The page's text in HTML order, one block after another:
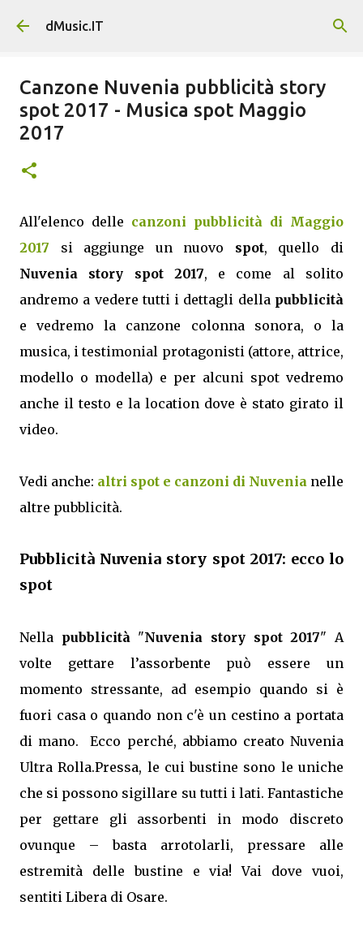
Passa ai contenuti principali
dMusic.IT
Canzone Nuvenia pubblicità story
spot 2017 - Musica spot Maggio
2017
All'elenco delle canzoni pubblicità di Maggio
2017 si aggiunge un nuovo spot, quello di
Nuvenia story spot 2017, e come al solito
andremo a vedere tutti i dettagli della pubblicità
e vedremo la canzone colonna sonora, o la
musica, i testimonial protagonisti (attore, attrice,
modello o modella) e per alcuni spot vedremo
anche il testo e la location dove è stato girato il
video.
Vedi anche: altri spot e canzoni di Nuvenia nelle
altre pubblicità.
Pubblicità Nuvenia story spot 2017: ecco lo
spot
Nella pubblicità"Nuvenia story spot 2017" A
volte gettare l’assorbente può essere un
momento stressante, ad esempio quando si è
fuori casa o quando non c'è un cestino a portata
di mano. Ecco perché, abbiamo creato Nuvenia
Ultra Rolla.Pressa, le cui bustine sono le uniche
che si possono sigillare su tutti i lati. Fantastiche
per gettare gli assorbenti in modo discreto
ovunque – basta arrotolarli, pressare alle
estremità delle bustine e via! Vai dove vuoi,
sentiti Libera di Osare.